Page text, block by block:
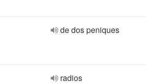
de dos peniques
radios